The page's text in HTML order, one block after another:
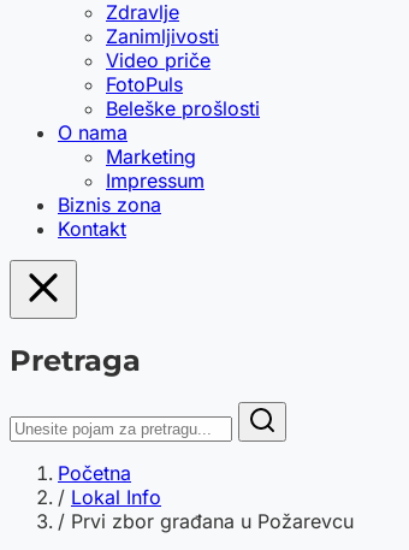
Zdravlje
Zanimljivosti
Video priče
FotoPuls
Beleške prošlosti
O nama
Marketing
Impressum
Biznis zona
Kontakt
Pretraga
Početna
/ Lokal Info
/ Prvi zbor građana u Požarevcu